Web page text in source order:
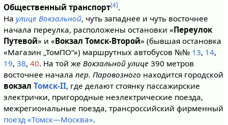
Общественный транспорт[4].
На улице Вокзальной, чуть западнее и чуть восточнее
начала переулка, расположены остановки «Переулок
Путевой» и «Вокзал Томск-Второй» (бывшая остановка
«Магазин „ТомПО“») маршрутных автобусов №№ 13, 14,
19, 38, 40. На той же Вокзальной улице 390 метров
восточнее начала пер. Паровозного находится городской
вокзал Томск-II, где делают стоянку пассажирские
электрички, пригородные неэлектрические поезда,
межрегиональные поезда, трансроссийский фирменный
поезд «Томск—Москва».